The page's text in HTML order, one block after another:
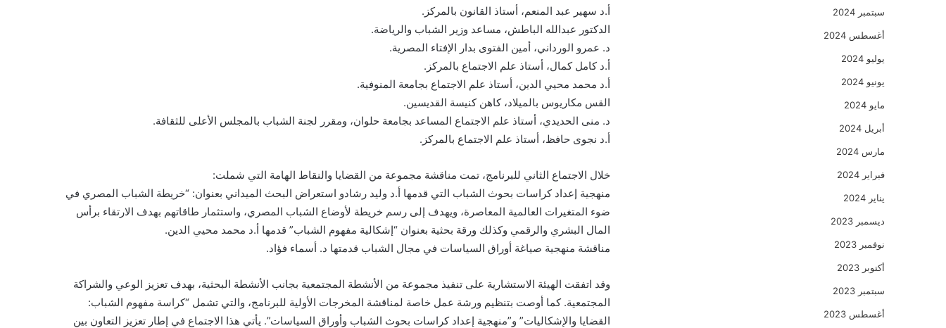
أ.د سهير عبد المنعم، أستاذ القانون بالمركز.
الدكتور عبدالله الباطش، مساعد وزير الشباب والرياضة.
د. عمرو الورداني، أمين الفتوى بدار الإفتاء المصرية.
أ.د كامل كمال، أستاذ علم الاجتماع بالمركز.
أ.د محمد محيي الدين، أستاذ علم الاجتماع بجامعة المنوفية.
القس مكاريوس بالميلاد، كاهن كنيسة القديسين.
د. منى الحديدي، أستاذ علم الاجتماع المساعد بجامعة حلوان، ومقرر لجنة الشباب بالمجلس الأعلى للثقافة.
أ.د نجوى حافظ، أستاذ علم الاجتماع بالمركز.
خلال الاجتماع الثاني للبرنامج، تمت مناقشة مجموعة من القضايا والنقاط الهامة التي شملت:
منهجية إعداد كراسات بحوث الشباب التي قدمها أ.د وليد رشادو استعراض البحث الميداني بعنوان: “خريطة الشباب المصري في
ضوء المتغيرات العالمية المعاصرة، ويهدف إلى رسم خريطة لأوضاع الشباب المصري، واستثمار طاقاتهم بهدف الارتقاء برأس
المال البشري والرقمي وكذلك ورقة بحثية بعنوان “إشكالية مفهوم الشباب” قدمها أ.د محمد محيي الدين.
مناقشة منهجية صياغة أوراق السياسات في مجال الشباب قدمتها د. أسماء فؤاد.
وقد اتفقت الهيئة الاستشارية على تنفيذ مجموعة من الأنشطة المجتمعية بجانب الأنشطة البحثية، بهدف تعزيز الوعي والشراكة
المجتمعية. كما أوصت بتنظيم ورشة عمل خاصة لمناقشة المخرجات الأولية للبرنامج، والتي تشمل “كراسة مفهوم الشباب:
القضايا والإشكاليات” و”منهجية إعداد كراسات بحوث الشباب وأوراق السياسات”. يأتي هذا الاجتماع في إطار تعزيز التعاون بين
سبتمبر 2024
أغسطس 2024
يوليو 2024
يونيو 2024
مايو 2024
أبريل 2024
مارس 2024
فبراير 2024
يناير 2024
ديسمبر 2023
نوفمبر 2023
أكتوبر 2023
سبتمبر 2023
أغسطس 2023